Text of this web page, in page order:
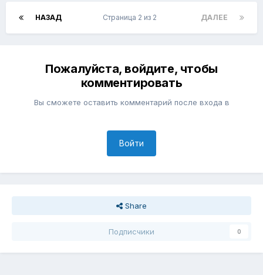
НАЗАД ДАЛЕЕ
Страница 2 из 2
Пожалуйста, войдите, чтобы
комментировать
Вы сможете оставить комментарий после входа в
Войти
Share
Подписчики 0